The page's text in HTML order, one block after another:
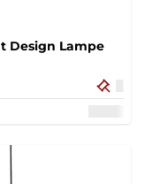
Design Lampe